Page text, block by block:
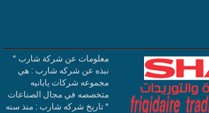
معلومات عن شركة شارب *
نبذه عن شركه شارب : هي
مجموعه شركات يابانيه
متخصصه في مجال الصناعات
* تاريخ شركه شارب : منذ سنه